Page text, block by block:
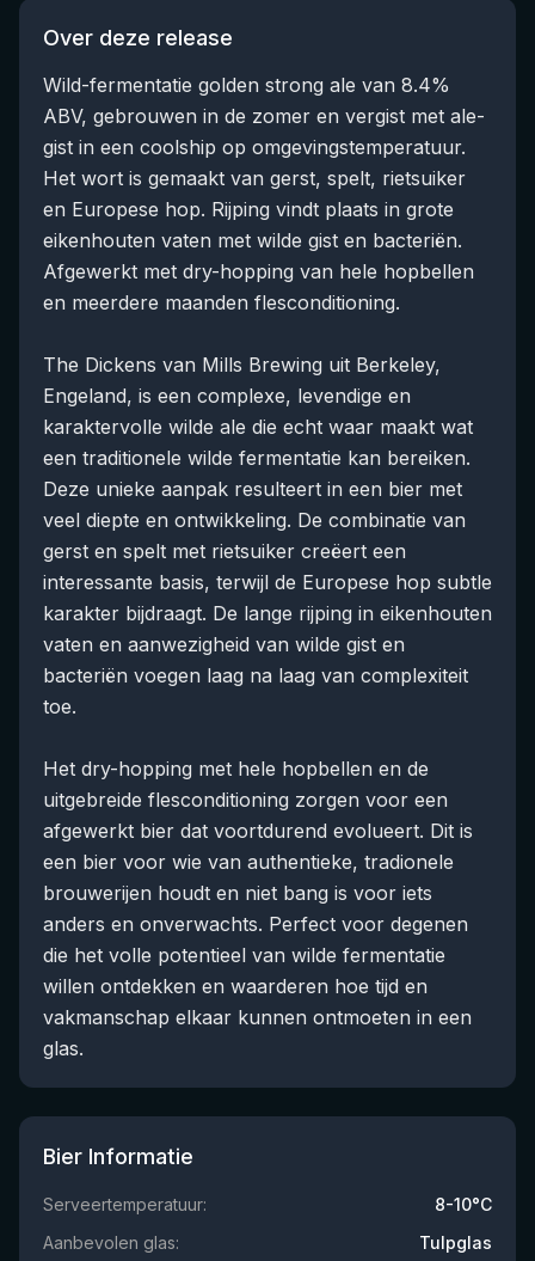
Over deze release
Wild-fermentatie golden strong ale van 8.4%
ABV, gebrouwen in de zomer en vergist met ale-
gist in een coolship op omgevingstemperatuur.
Het wort is gemaakt van gerst, spelt, rietsuiker
en Europese hop. Rijping vindt plaats in grote
eikenhouten vaten met wilde gist en bacteriën.
Afgewerkt met dry-hopping van hele hopbellen
en meerdere maanden flesconditioning.
The Dickens van Mills Brewing uit Berkeley,
Engeland, is een complexe, levendige en
karaktervolle wilde ale die echt waar maakt wat
een traditionele wilde fermentatie kan bereiken.
Deze unieke aanpak resulteert in een bier met
veel diepte en ontwikkeling. De combinatie van
gerst en spelt met rietsuiker creëert een
interessante basis, terwijl de Europese hop subtle
karakter bijdraagt. De lange rijping in eikenhouten
vaten en aanwezigheid van wilde gist en
bacteriën voegen laag na laag van complexiteit
toe.
Het dry-hopping met hele hopbellen en de
uitgebreide flesconditioning zorgen voor een
afgewerkt bier dat voortdurend evolueert. Dit is
een bier voor wie van authentieke, tradionele
brouwerijen houdt en niet bang is voor iets
anders en onverwachts. Perfect voor degenen
die het volle potentieel van wilde fermentatie
willen ontdekken en waarderen hoe tijd en
vakmanschap elkaar kunnen ontmoeten in een
glas.
Bier Informatie
Serveertemperatuur:
8-10°C
Aanbevolen glas:
Tulpglas